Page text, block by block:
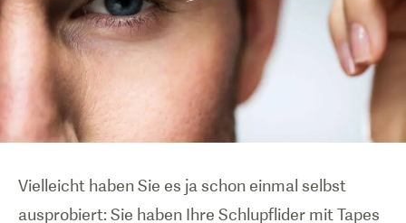
Vielleicht haben Sie es ja schon einmal selbst
ausprobiert: Sie haben Ihre Schlupflider mit Tapes